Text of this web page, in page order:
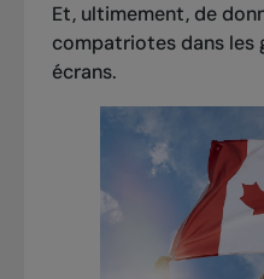
Et, ultimement, de
compatriotes dans les
écrans.